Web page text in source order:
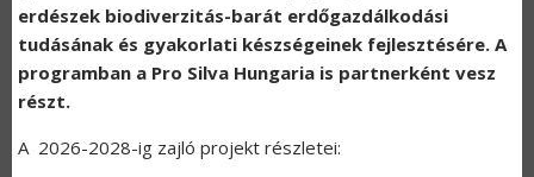
erdészek biodiverzitás-barát erdőgazdálkodási
tudásának és gyakorlati készségeinek fejlesztésére. A
programban a Pro Silva Hungaria is partnerként vesz
részt.
A 2026-2028-ig zajló projekt részletei: